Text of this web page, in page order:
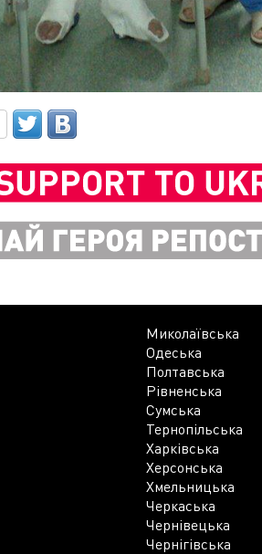
Миколаївська
Одеська
Полтавська
Рівненська
Сумська
Тернопільська
Харківська
Херсонська
Хмельницька
Черкаська
Чернівецька
Чернігівська